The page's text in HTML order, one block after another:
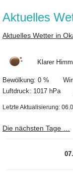
Aktuelles
Aktuelles Wetter in
Klarer
Bewölkung: 0 %
Luftdruck: 1017 hPa
Letzte Aktualisierung:
Die nächsten Tage …